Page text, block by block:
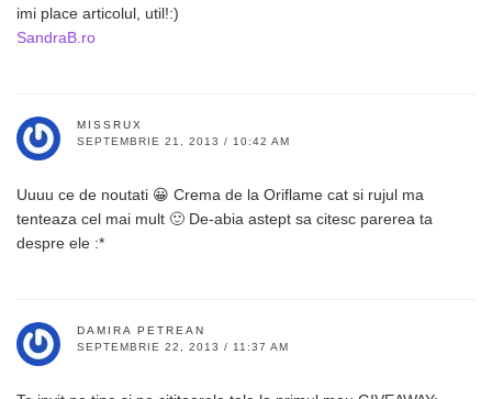
imi place articolul, util!:)
SandraB.ro
MISSRUX
SEPTEMBRIE 21, 2013 / 10:42 AM
Uuuu ce de noutati 😀 Crema de la Oriflame cat si rujul ma
tenteaza cel mai mult 🙂 De-abia astept sa citesc parerea ta
despre ele :*
DAMIRA PETREAN
SEPTEMBRIE 22, 2013 / 11:37 AM